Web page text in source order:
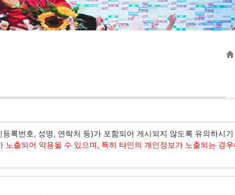
록번호, 성명, 연락처 등)가 포함되어 게시되지 않도록 유의하시기
출되어 악용될 수 있으며, 특히 타인의 개인정보가 노출되는 경